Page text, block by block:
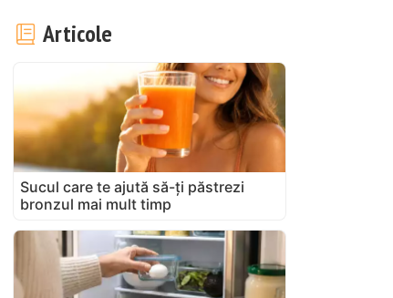
Articole
Sucul care te ajută să-ți păstrezi
bronzul mai mult timp